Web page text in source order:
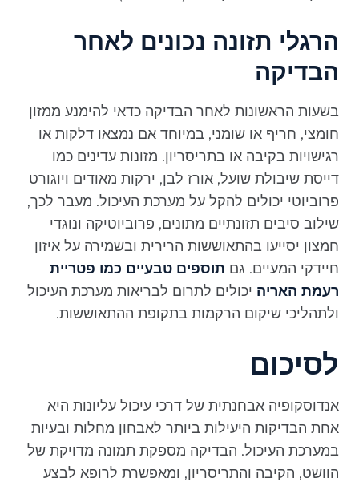
הרגלי תזונה נכונים לאחר
הבדיקה
בשעות הראשונות לאחר הבדיקה כדאי להימנע ממזון
חומצי, חריף או שומני, במיוחד אם נמצאו דלקות או
רגישויות בקיבה או בתריסריון. מזונות עדינים כמו
דייסת שיבולת שועל, אורז לבן, ירקות מאודים ויוגורט
פרוביוטי יכולים להקל על מערכת העיכול. מעבר לכך,
שילוב סיבים תזונתיים מתונים, פרוביוטיקה ונוגדי
חמצון יסייעו בהתאוששות הרירית ובשמירה על איזון
חיידקי המעיים. גםתוספים טבעיים כמו פטריית
רעמת האריהיכולים לתרום לבריאות מערכת העיכול
ולתהליכי שיקום הרקמות בתקופת ההתאוששות.
לסיכום
אנדוסקופיה אבחנתית של דרכי עיכול עליונות היא
אחת הבדיקות היעילות ביותר לאבחון מחלות ובעיות
במערכת העיכול. הבדיקה מספקת תמונה מדויקת של
הוושט, הקיבה והתריסריון, ומאפשרת לרופא לבצע